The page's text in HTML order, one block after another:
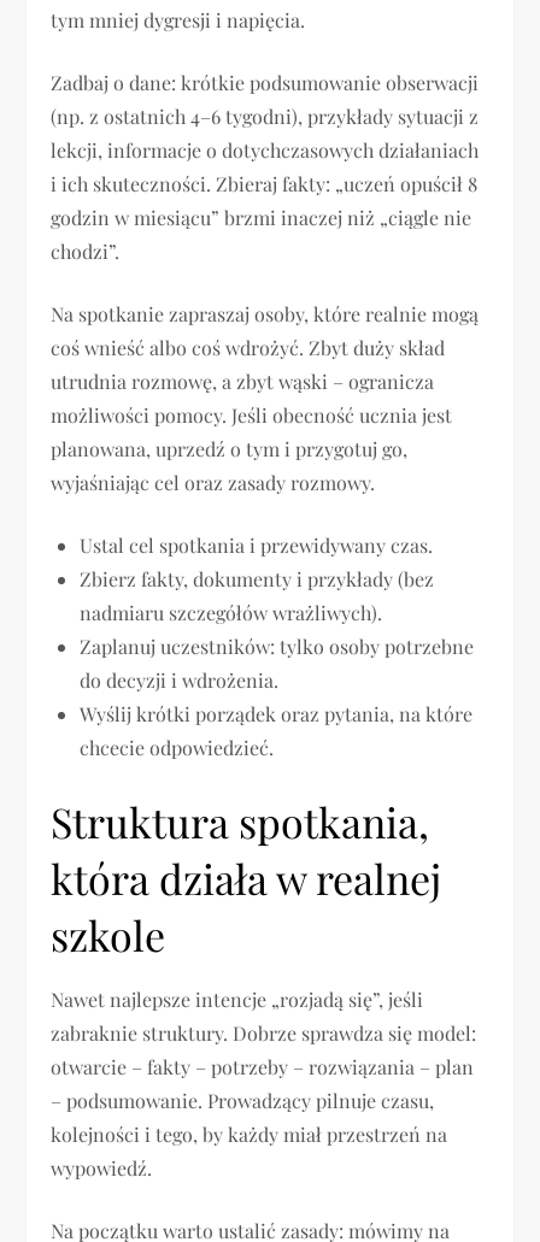
tym mniej dygresji i napięcia.
Zadbaj o dane: krótkie podsumowanie obserwacji
(np. z ostatnich 4–6 tygodni), przykłady sytuacji z
lekcji, informacje o dotychczasowych działaniach
i ich skuteczności. Zbieraj fakty: „uczeń opuścił 8
godzin w miesiącu” brzmi inaczej niż „ciągle nie
chodzi”.
Na spotkanie zapraszaj osoby, które realnie mogą
coś wnieść albo coś wdrożyć. Zbyt duży skład
utrudnia rozmowę, a zbyt wąski – ogranicza
możliwości pomocy. Jeśli obecność ucznia jest
planowana, uprzedź o tym i przygotuj go,
wyjaśniając cel oraz zasady rozmowy.
Ustal cel spotkania i przewidywany czas.
Zbierz fakty, dokumenty i przykłady (bez
nadmiaru szczegółów wrażliwych).
Zaplanuj uczestników: tylko osoby potrzebne
do decyzji i wdrożenia.
Wyślij krótki porządek oraz pytania, na które
chcecie odpowiedzieć.
Struktura spotkania,
która działa w realnej
szkole
Nawet najlepsze intencje „rozjadą się”, jeśli
zabraknie struktury. Dobrze sprawdza się model:
otwarcie – fakty – potrzeby – rozwiązania – plan
– podsumowanie. Prowadzący pilnuje czasu,
kolejności i tego, by każdy miał przestrzeń na
wypowiedź.
Na początku warto ustalić zasady: mówimy na